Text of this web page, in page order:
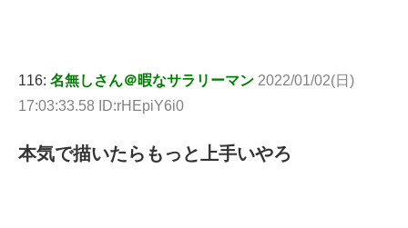
116: 名無しさん＠暇なサラリーマン 2022/01/02(日)
17:03:33.58 ID:rHEpiY6i0
本気で描いたらもっと上手いやろ